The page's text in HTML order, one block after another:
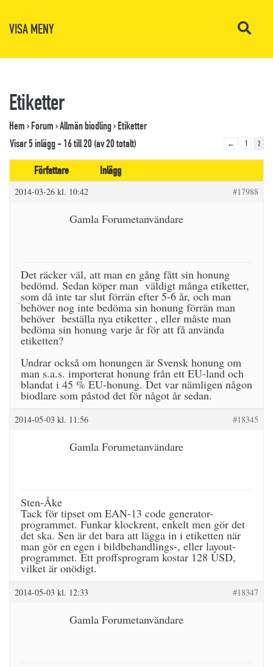
VISA MENY
Etiketter
Hem›Forum›Allmän biodling›Etiketter
Visar 5 inlägg - 16 till 20 (av 20 totalt)
← 1 2
Författare Inlägg
2014-03-26 kl. 10:42 #17988
Gamla Forumetanvändare
Det räcker väl, att man en gång fått sin honung
bedömd. Sedan köper man väldigt många etiketter,
som då inte tar slut förrän efter 5-6 år, och man
behöver nog inte bedöma sin honung förrän man
behöver beställa nya etiketter , eller måste man
bedöma sin honung varje år för att få använda
etiketten?
Undrar också om honungen är Svensk honung om
man s.a.s. importerat honung från ett EU-land och
blandat i 45 % EU-honung. Det var nämligen någon
biodlare som påstod det för något år sedan.
2014-05-03 kl. 11:56 #18345
Gamla Forumetanvändare
Sten-Åke
Tack för tipset om EAN-13 code generator-
programmet. Funkar klockrent, enkelt men gör det
det ska. Sen är det bara att lägga in i etiketten när
man gör en egen i bildbehandlings-, eller layout-
programmet. Ett proffsprogram kostar 128 USD,
vilket är onödigt.
2014-05-03 kl. 12:33 #18347
Gamla Forumetanvändare